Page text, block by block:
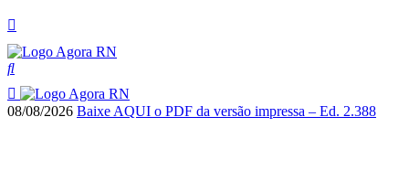
08/08/2026 Baixe AQUI o PDF da versão impressa – Ed. 2.388